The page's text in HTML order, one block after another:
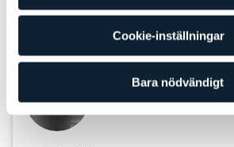
Cookie-inställningar
Bara nödvändigt
Skadeförbyggande
Erik Dybäck
Personlig tränare
SATS Balance City Nivå: 5